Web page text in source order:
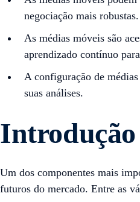
negociação mais robustas.
As médias móveis são
aprendizado contínuo
A configuração de
suas análises.
Introdução
Um dos componentes mais
futuros do mercado. Entre as